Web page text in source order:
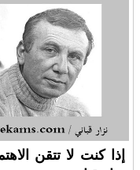
إذا كنت لا تتقن